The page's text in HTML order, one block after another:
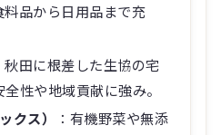
料品から日用品まで充
秋田に根差した生協の宅
性や地域貢献に強み。
クス）
：有機野菜や無添